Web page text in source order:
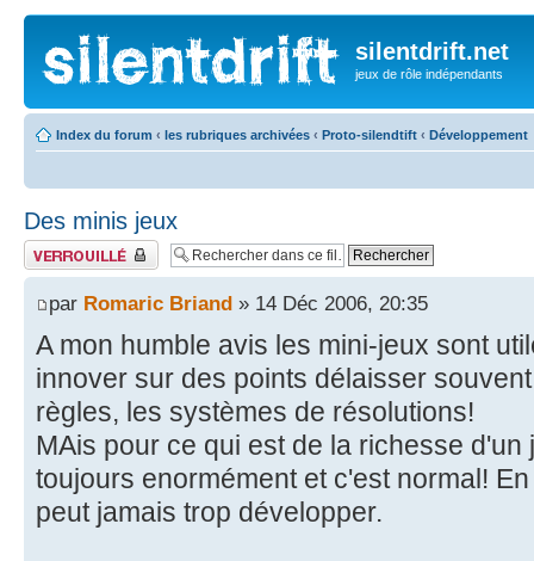
silentdrift.net
jeux de rôle indépendants
Index du forum ‹ les rubriques archivées ‹ Proto-silendtift ‹ Développement
Des minis jeux
Fil verrouillé
par Romaric Briand » 14 Déc 2006, 20:35
A mon humble avis les mini-jeux sont
innover sur des points délaisser
règles, les systèmes de résolutions!
MAis pour ce qui est de la richesse d'un
toujours enormément et c'est normal!
peut jamais trop développer.